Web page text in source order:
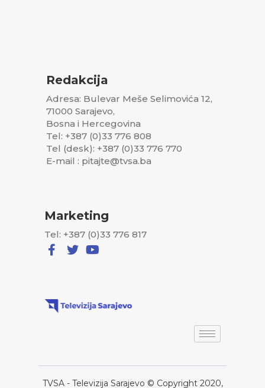
Redakcija
Adresa: Bulevar Meše Selimovića 12,
71000 Sarajevo,
Bosna i Hercegovina
Tel: +387 (0)33 776 808
Tel (desk): +387 (0)33 776 770
E-mail : pitajte@tvsa.ba
Marketing
Tel: +387 (0)33 776 817
TVSA - Televizija Sarajevo © Copyright 2020,